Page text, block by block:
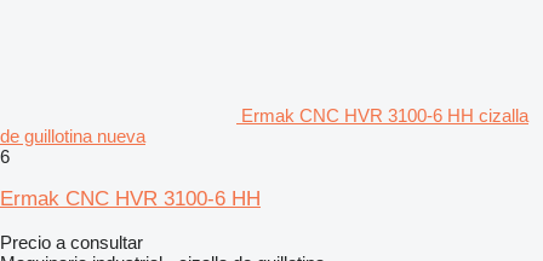
Ermak CNC HVR 3100-6 HH cizalla
de guillotina nueva
6
Ermak CNC HVR 3100-6 HH
Precio a consultar